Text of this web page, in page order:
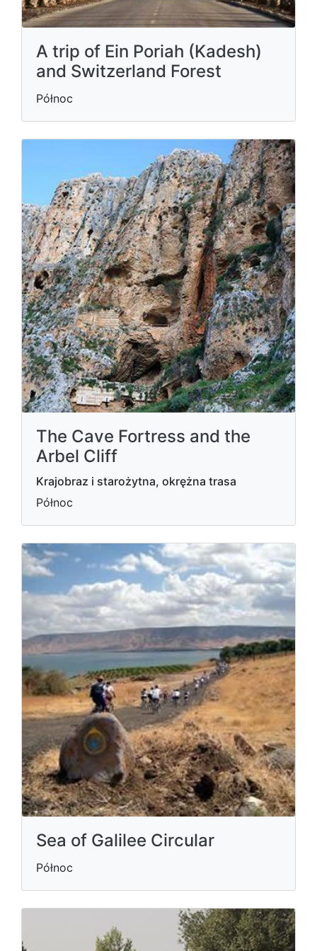
A trip of Ein Poriah (Kadesh)
and Switzerland Forest
Północ
The Cave Fortress and the
Arbel Cliff
Krajobraz i starożytna, okrężna trasa
Północ
Sea of Galilee Circular
Północ